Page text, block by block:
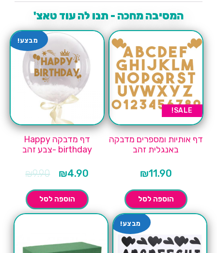
המסיבה מחכה - תנו לה עוד טאצ'
SALE!
דף אותיות ומספרים מדבקה
באנגלית זהב
₪11.90
הוספה לסל
מבצע!
דף מדבקה Happy
birthday -צבע זהב
₪9.90
המחיר
המקורי
₪4.90
הוספה לסל
מבצע!